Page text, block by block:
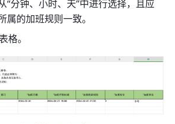
“分钟、小时、天”中进行选择，且应
属的加班规则一致。
格。